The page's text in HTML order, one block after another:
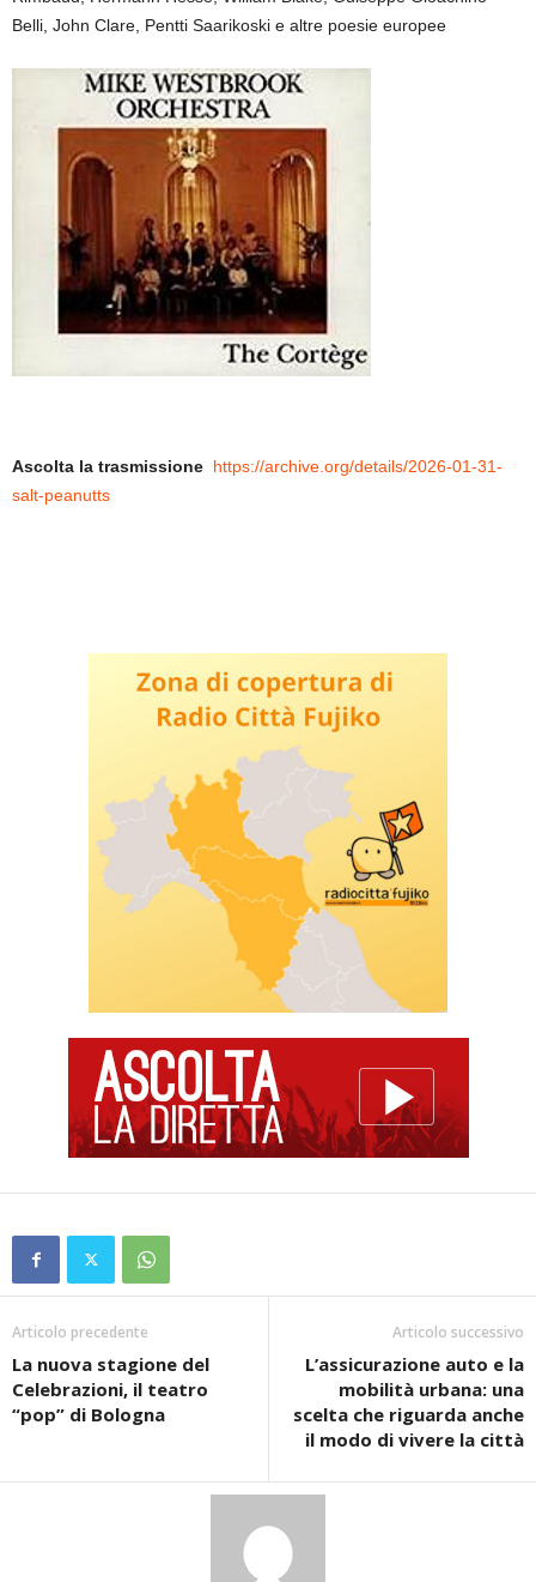
Belli, John Clare, Pentti Saarikoski e altre poesie europee
Ascolta la trasmissione https://archive.org/details/2026-01-31-
salt-peanutts
Articolo precedente
La nuova stagione del
Celebrazioni, il teatro
“pop” di Bologna
Articolo successivo
L’assicurazione auto e la
mobilità urbana: una
scelta che riguarda anche
il modo di vivere la città